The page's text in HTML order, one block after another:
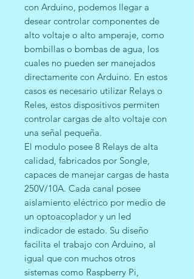
con Arduino, podemos llegar a
desear controlar componentes de
alto voltaje o alto amperaje, como
bombillas o bombas de agua, los
cuales no pueden ser manejados
directamente con Arduino. En estos
casos es necesario utilizar Relays o
Reles, estos dispositivos permiten
controlar cargas de alto voltaje con
una señal pequeña.
El modulo posee 8 Relays de alta
calidad, fabricados por Songle,
capaces de manejar cargas de hasta
250V/10A. Cada canal posee
aislamiento eléctrico por medio de
un optoacoplador y un led
indicador de estado. Su diseño
facilita el trabajo con Arduino, al
igual que con muchos otros
sistemas como Raspberry Pi,